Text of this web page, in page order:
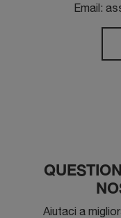
Email:
Aiutaci a